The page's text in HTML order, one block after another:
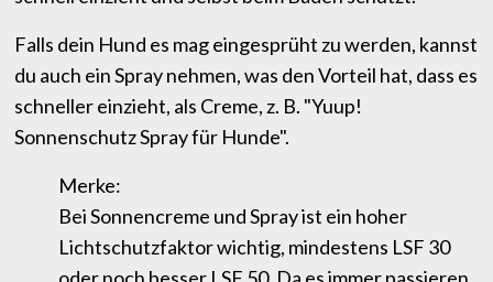
Falls dein Hund es mag eingesprüht zu werden, kannst
du auch ein Spray nehmen, was den Vorteil hat, dass es
schneller einzieht, als Creme, z. B. "Yuup!
Sonnenschutz Spray für Hunde".
Merke:
Bei Sonnencreme und Spray ist ein hoher
Lichtschutzfaktor wichtig, mindestens LSF 30